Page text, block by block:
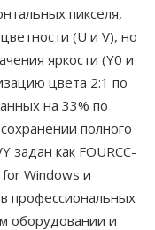
пикселя,
(U и V), но
яркости (Y0 и
цвета 2:1 по
на 33% по
полного
задан как FOURCC-
Windows и
профессиональных
оборудовании и